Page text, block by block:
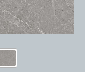
TIN CHUYÊN MÔN